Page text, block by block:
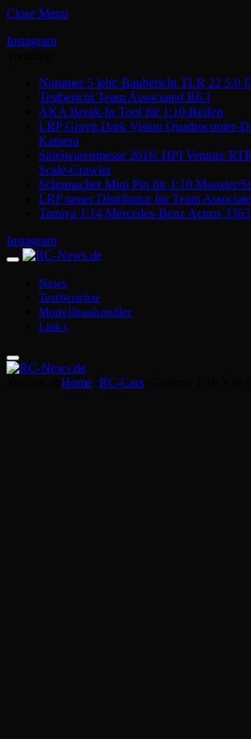
Close Menu
Instagram
Nummer 5 lebt: Baubericht TLR 22 5.0
Testbericht Team Associated B6.1
AKA Break-In Tool für 1:10-Reifen
LRP Gravit Dark Vision Quadrocopter-
Kamera
Spielwarenmesse 2016: HPI Venture
Scale-Crawler
Schumacher Mini Pin für 1:10 Monster/
LRP neuer Distributor für Team
Tamiya 1:14 Mercedes-Benz Actros
Instagram
News
Testberichte
Modellbauhändler
Links
Home RC-Cars